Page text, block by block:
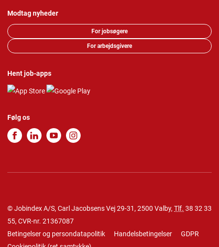
Modtag nyheder
For jobsøgere
For arbejdsgivere
Hent job-apps
Følg os
© Jobindex A/S, Carl Jacobsens Vej 29-31, 2500 Valby, Tlf. 38 32 33
55, CVR-nr. 21367087
Betingelser og persondatapolitik
Handelsbetingelser
GDPR